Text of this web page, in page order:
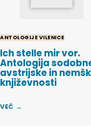
ANTOLOGIJE VILENICE
Ich stelle mir vor.
Antologija
avstrijske in
književnosti
VEČ →